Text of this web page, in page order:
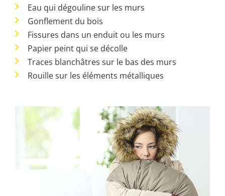
Eau qui dégouline sur les murs
Gonflement du bois
Fissures dans un enduit ou les murs
Papier peint qui se décolle
Traces blanchâtres sur le bas des murs
Rouille sur les éléments métalliques